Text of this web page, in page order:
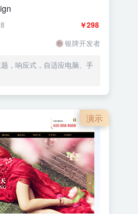
￥298
银牌开发者
，响应式，自适应电脑、手
演示